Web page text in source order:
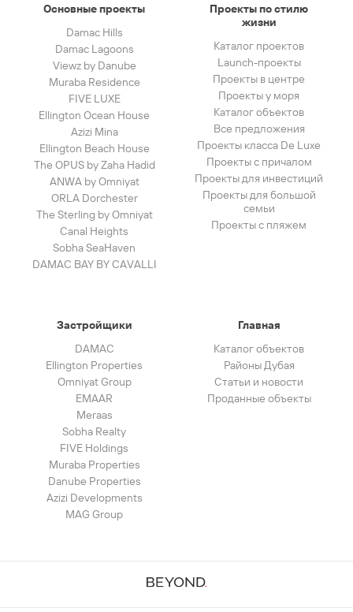
Основные проекты
Damac Hills
Damac Lagoons
Viewz by Danube
Muraba Residence
FIVE LUXE
Ellington Ocean House
Azizi Mina
Ellington Beach House
The OPUS by Zaha Hadid
ANWA by Omniyat
ORLA Dorchester
The Sterling by Omniyat
Canal Heights
Sobha SeaHaven
DAMAC BAY BY CAVALLI
Проекты по стилю
жизни
Каталог проектов
Launch-проекты
Проекты в центре
Проекты у моря
Каталог объектов
Все предложения
Проекты класса De Luxe
Проекты с причалом
Проекты для инвестиций
Проекты для большой
семьи
Проекты с пляжем
Застройщики
DAMAC
Ellington Properties
Omniyat Group
EMAAR
Meraas
Sobha Realty
FIVE Holdings
Muraba Properties
Danube Properties
Azizi Developments
MAG Group
Главная
Каталог объектов
Районы Дубая
Статьи и новости
Проданные объекты